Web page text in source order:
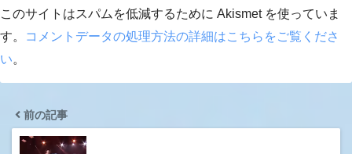
このサイトはスパムを低減するために Akismet を使っていま
す。
コメントデータの処理方法の詳細はこちらをご覧くださ
い。
前の記事